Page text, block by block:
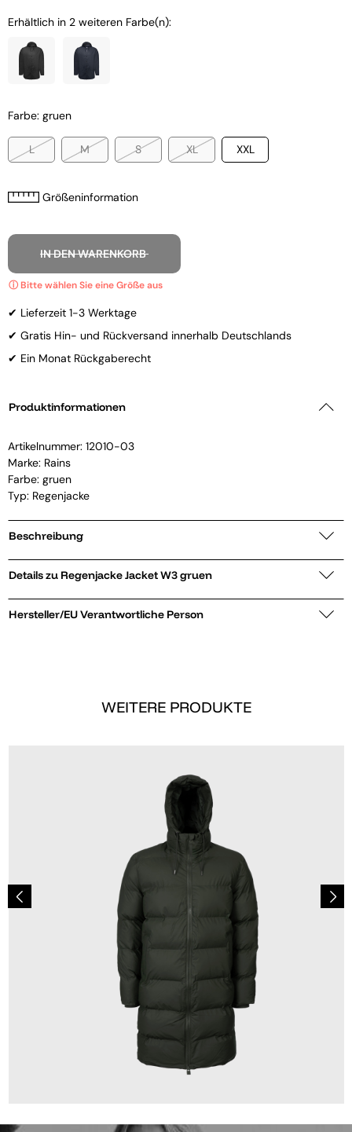
Erhältlich in 2 weiteren Farbe(n):
Farbe: gruen
L M S XL XXL
Größeninformation
IN DEN WARENKORB
✔ Lieferzeit 1-3 Werktage
✔ Gratis Hin- und Rückversand innerhalb Deutschlands
✔ Ein Monat Rückgaberecht
Produktinformationen
Artikelnummer: 12010-03
Marke: Rains
Farbe: gruen
Typ: Regenjacke
Beschreibung
Details zu Regenjacke Jacket W3 gruen
Hersteller/EU Verantwortliche Person
WEITERE PRODUKTE